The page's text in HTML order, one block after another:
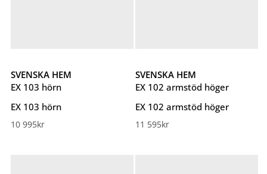
SVENSKA HEM
EX 103 hörn
EX 103 hörn
10 995kr
SVENSKA HEM
EX 102 armstöd höger
EX 102 armstöd höger
11 595kr